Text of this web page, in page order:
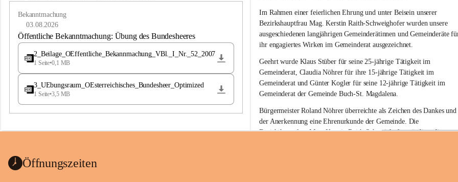
e
a
Bekanntmachung
03.08.2026
Öffentliche Bekanntmachung: Übung des Bundesheeres
2_Beilage_OEffentliche_Bekannmachung_VBl._I_Nr._52_2007
1 Seite•0,1 MB
3_UEbungsraum_OEsterreichisches_Bundesheer_Optimized
1 Seite•3,5 MB
h
-
S
t
M
a
g
d
a
l
e
n
a
Im Rahmen einer feierlichen Ehrung und unter Beisein unserer
Bezirkshauptfrau Mag. Kerstin Raith-Schweighofer wurden unsere
ausgeschiedenen langjährigen Gemeinderätinnen und Gemeinderäte
ihr engagiertes Wirken im Gemeinderat ausgezeichnet.
Geehrt wurde Klaus Stüber für seine 25-jährige Tätigkeit im
Gemeinderat, Claudia Nöhrer für ihre 15-jährige Tätigkeit im
Gemeinderat und Günter Kogler für seine 12-jährige Tätigkeit im
Gemeinderat der Gemeinde Buch-St. Magdalena.
Bürgermeister Roland Nöhrer überreichte als Zeichen des Dankes und
der Anerkennung eine Ehrenurkunde der Gemeinde. Die
Bezirkshauptfrau Mag. Kerstin Raith-Schweighofer würdigte die
Öffnungszeiten